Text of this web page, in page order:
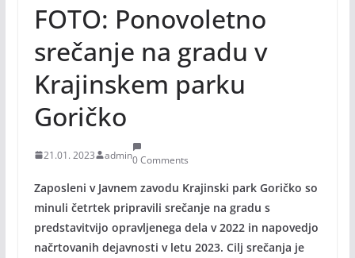
FOTO: Ponovoletno
srečanje na gradu v
Krajinskem parku
Goričko
21.01. 2023 admin0 Comments
Zaposleni v Javnem zavodu Krajinski park Goričko so
minuli četrtek pripravili srečanje na gradu s
predstavitvijo opravljenega dela v 2022 in napovedjo
načrtovanih dejavnosti v letu 2023. Cilj srečanja je